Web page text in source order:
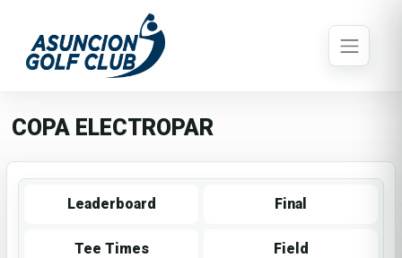
COPA ELECTROPAR
Leaderboard Final
Tee Times Field